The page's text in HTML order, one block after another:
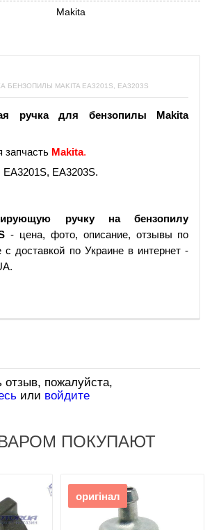
Makita
MAKITA EA3201S, EA3203S
ручка для бензопилы Makita
запчасть Makita.
EA3203S.
ручку на бензопилу
- цена, фото, описание, отзывы по
с доставкой по Украине в интернет -
отзыв, пожалуйста,
или войдите
ПОКУПАЮТ
оригінал